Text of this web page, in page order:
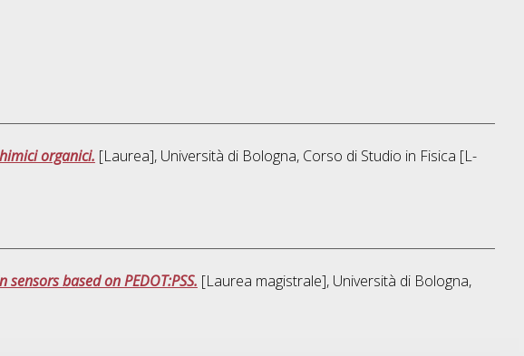
organici. [Laurea], Università di Bologna, Corso di Studio in Fisica [L-
based on PEDOT:PSS. [Laurea magistrale], Università di Bologna,